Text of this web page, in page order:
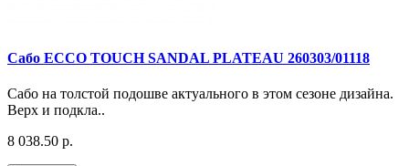
Сабо ECCO TOUCH SANDAL PLATEAU 260303/01118
Сабо на толстой подошве актуального в этом сезоне дизайна.
Верх и подкла..
8 038.50 р.